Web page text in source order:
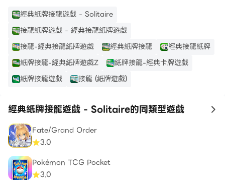
經典紙牌接龍遊戲 - Solitaire
接龍紙牌遊戲 - 經典接龍紙牌遊戲
接龍-經典接龍紙牌遊戲
經典紙牌接龍
經典接龍紙牌
紙牌接龍-經典紙牌遊戲Z
紙牌接龍-經典卡牌遊戲
紙牌接龍遊戲
接龍 (紙牌遊戲)
經典紙牌接龍遊戲 - Solitaire的同類型遊戲 to
Fate/Grand Order
3.0
Pokémon TCG Pocket
3.0